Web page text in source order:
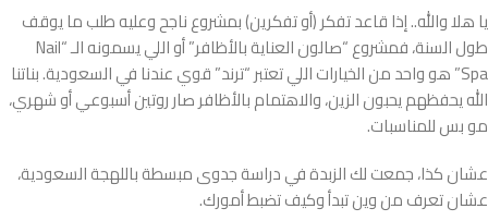
يا هلا والله.. إذا قاعد تفكر (أو تفكرين) بمشروع ناجح وعليه طلب ما يوقف
طول السنة، فمشروع “صالون العناية بالأظافر” أو اللي يسمونه الـ “Nail
Spa” هو واحد من الخيارات اللي تعتبر “ترند” قوي عندنا في السعودية. بناتنا
الله يحفظهم يحبون الزين، والاهتمام بالأظافر صار روتين أسبوعي أو شهري،
مو بس للمناسبات.
عشان كذا، جمعت لك الزبدة في دراسة جدوى مبسطة باللهجة السعودية،
عشان تعرف من وين تبدأ وكيف تضبط أمورك.